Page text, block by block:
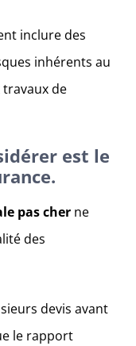
inclure des
inhérents au
de
est le
pas cher ne
des
devis avant
le rapport